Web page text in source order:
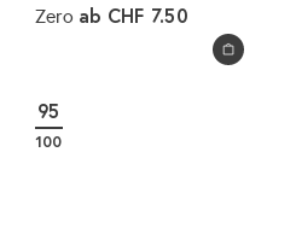
In den Warenkorb legen
Zero ab CHF 7.50
95
100